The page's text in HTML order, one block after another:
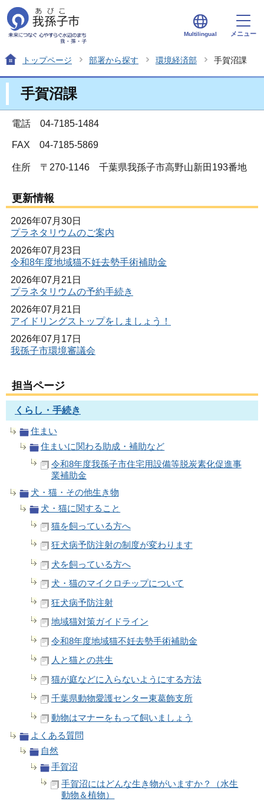
Multilingual メニュー
トップページ 部署から探す 環境経済部 手賀沼課
手賀沼課
電話 04-7185-1484
FAX 04-7185-5869
住所 〒270-1146 千葉県我孫子市高野山新田193番地
更新情報
2026年07月30日
プラネタリウムのご案内
2026年07月23日
令和8年度地域猫不妊去勢手術補助金
2026年07月21日
プラネタリウムの予約手続き
2026年07月21日
アイドリングストップをしましょう！
2026年07月17日
我孫子市環境審議会
担当ページ
くらし・手続き
住まい
住まいに関わる助成・補助など
令和8年度我孫子市住宅用設備等脱炭素化促進事
業補助金
犬・猫・その他生き物
犬・猫に関すること
猫を飼っている方へ
狂犬病予防注射の制度が変わります
犬を飼っている方へ
犬・猫のマイクロチップについて
狂犬病予防注射
地域猫対策ガイドライン
令和8年度地域猫不妊去勢手術補助金
人と猫との共生
猫が庭などに入らないようにする方法
千葉県動物愛護センター東葛飾支所
動物はマナーをもって飼いましょう
よくある質問
自然
手賀沼
手賀沼にはどんな生き物がいますか？（水生
動物＆植物）